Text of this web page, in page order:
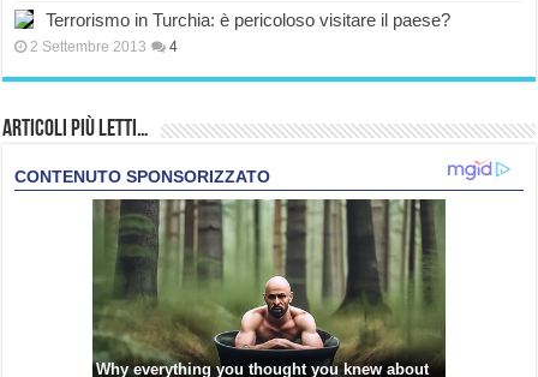
Terrorismo in Turchia: è pericoloso visitare il paese?
2 Settembre 2013 4
Articoli più Letti…